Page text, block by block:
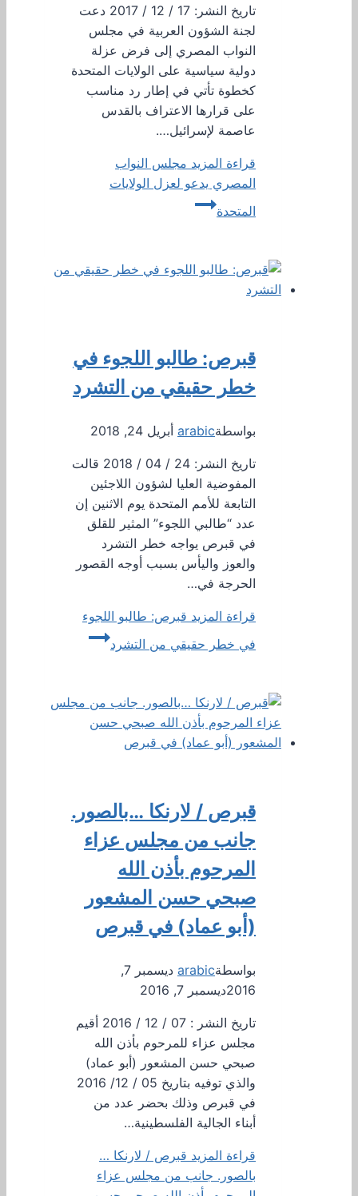
تاريخ النشر: 17 / 12 / 2017 دعت
لجنة الشؤون العربية في مجلس
النواب المصري إلى فرض عزلة
دولية سياسية على الولايات المتحدة
كخطوة تأتي في إطار رد مناسب
على قرارها الاعتراف بالقدس
عاصمة لإسرائيل….
قراءة المزيد مجلس النواب
المصري يدعو لعزل الولايات
المتحدة
قبرص: طالبو اللجوء في
خطر حقيقي من التشرد
بواسطةarabic أبريل 24, 2018
تاريخ النشر: 24 / 04 / 2018 قالت
المفوضية العليا لشؤون اللاجئين
التابعة للأمم المتحدة يوم الاثنين إن
عدد “طالبي اللجوء” المثير للقلق
في قبرص يواجه خطر التشرد
والعوز واليأس بسبب أوجه القصور
الحرجة في…
قراءة المزيد قبرص: طالبو اللجوء
في خطر حقيقي من التشرد
قبرص / لارنكا …بالصور.
جانب من مجلس عزاء
المرحوم بأذن الله
صبحي حسن المشعور
(أبو عماد) في قبرص
بواسطةarabic
ديسمبر 7,
2016ديسمبر 7, 2016
تاريخ النشر : 07 / 12 / 2016 أقيم
مجلس عزاء للمرحوم بأذن الله
صبحي حسن المشعور (أبو عماد)
والذي توفيه بتاريخ 05 / 12/ 2016
في قبرص وذلك بحضر عدد من
أبناء الجالية الفلسطينية…
قراءة المزيد قبرص / لارنكا …
بالصور. جانب من مجلس عزاء